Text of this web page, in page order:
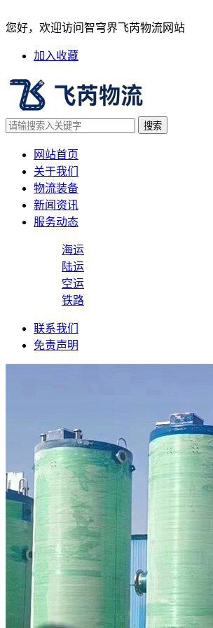
国际空运货物丢失索
您好，欢迎访问智穹界飞芮物流网站
加入收藏
网站首页
关于我们
物流装备
新闻资讯
服务动态
海运
陆运
空运
铁路
联系我们
免责声明